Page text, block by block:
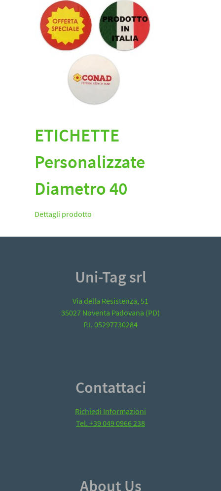
ETICHETTE
Personalizzate
Diametro 40
Dettagli prodotto
Uni-Tag srl
Via della Resistenza, 51
35027 Noventa Padovana (PD)
P.I. 05297730284
Contattaci
Richiedi Informazioni
Tel. +39 049 0966 238
About Us